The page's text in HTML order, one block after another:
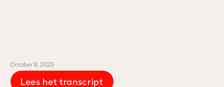
October 8, 2025
Lees het transcript